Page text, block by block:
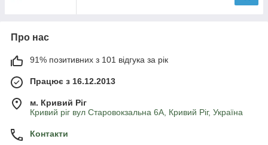
Про нас
91% позитивних з 101 відгука за рік
Працює з 16.12.2013
м. Кривий Ріг
Кривий ріг вул Старовокзальна 6А, Кривий Ріг, Україна
Контакти